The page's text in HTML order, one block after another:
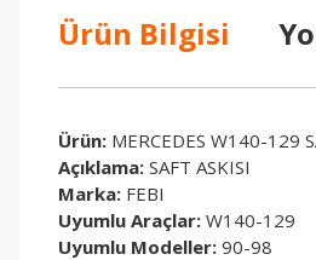
Ürün Bilgisi
Ürün: MERCEDES W140-129
Açıklama: SAFT ASKISI
Marka: FEBI
Uyumlu Araçlar: W140-129
Uyumlu Modeller: 90-98